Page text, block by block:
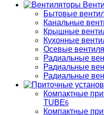
Бытовые
Канальные
Крышные
Кухонные
Осевые
Радиальные
Радиальные
Радиальные
Компактные
TUBE6
Компактные